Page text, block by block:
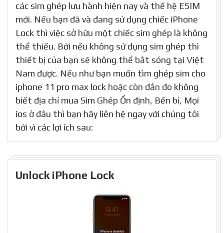
các sim ghép lưu hành hiện nay và thế hệ ESIM
mới. Nếu bạn đã và đang sử dụng chiếc iPhone
Lock thì việc sở hữu một chiếc sim ghép là không
thể thiếu. Bởi nếu không sử dụng sim ghép thì
thiết bị của bạn sẽ không thể bắt sóng tại Việt
Nam được. Nếu như bạn muốn tìm ghép sim cho
iphone 11 pro max lock hoặc còn đắn đo không
biết địa chỉ mua Sim Ghép Ổn định, Bền bỉ, Mọi
ios ở đâu thì bạn hãy liên hệ ngay với chúng tôi
bởi vì các lợi ích sau:
Unlock iPhone Lock